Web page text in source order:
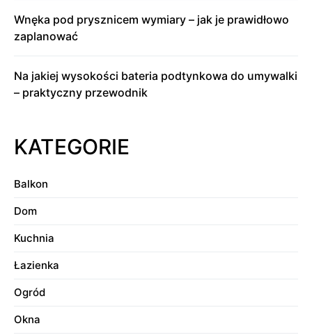
Wnęka pod prysznicem wymiary – jak je prawidłowo
zaplanować
Na jakiej wysokości bateria podtynkowa do umywalki
– praktyczny przewodnik
KATEGORIE
Balkon
Dom
Kuchnia
Łazienka
Ogród
Okna